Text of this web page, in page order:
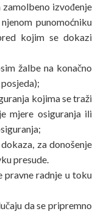
izvođenje
punomoćniku
kojim se dokazi
žalbe na konačno
kojima se traži
mjere osiguranja ili
za donošenje
presude.
radnje u toku
da se pripremno